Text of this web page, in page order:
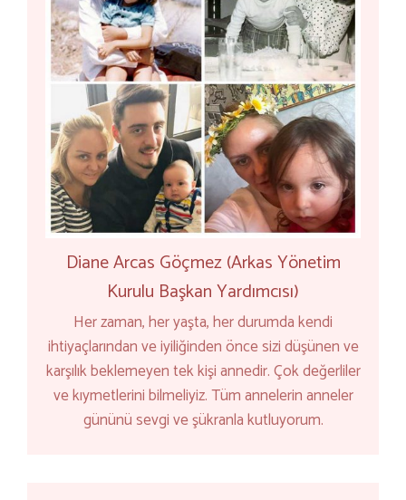
Diane Arcas Göçmez (Arkas Yönetim
Kurulu Başkan Yardımcısı)
Her zaman, her yaşta, her durumda kendi
ihtiyaçlarından ve iyiliğinden önce sizi düşünen ve
karşılık beklemeyen tek kişi annedir. Çok değerliler
ve kıymetlerini bilmeliyiz. Tüm annelerin anneler
gününü sevgi ve şükranla kutluyorum.